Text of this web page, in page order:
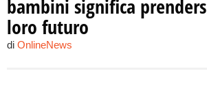
bambini significa
loro futuro
di OnlineNews